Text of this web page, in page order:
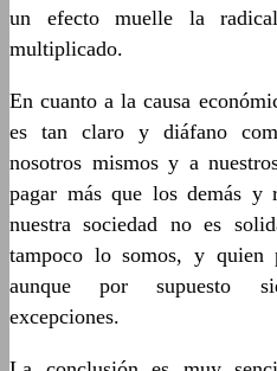
un efecto muelle la
multiplicado.
En cuanto a la causa
es tan claro y diáfano
nosotros mismos y a
pagar más que los demás y
nuestra sociedad no es
tampoco lo somos, y quien
aunque por supuesto
excepciones.